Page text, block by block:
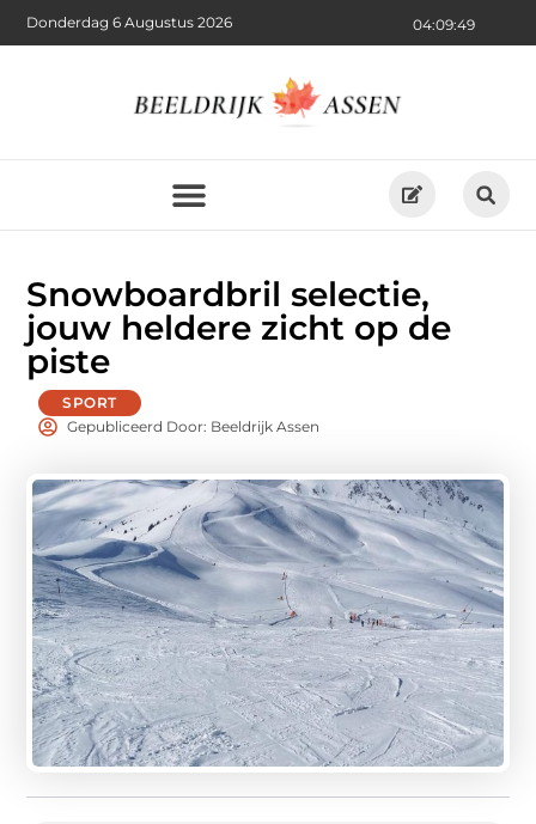
04:09:50
Donderdag 6 Augustus 2026
Snowboardbril selectie,
jouw heldere zicht op de
piste
SPORT
Gepubliceerd Door: Beeldrijk Assen